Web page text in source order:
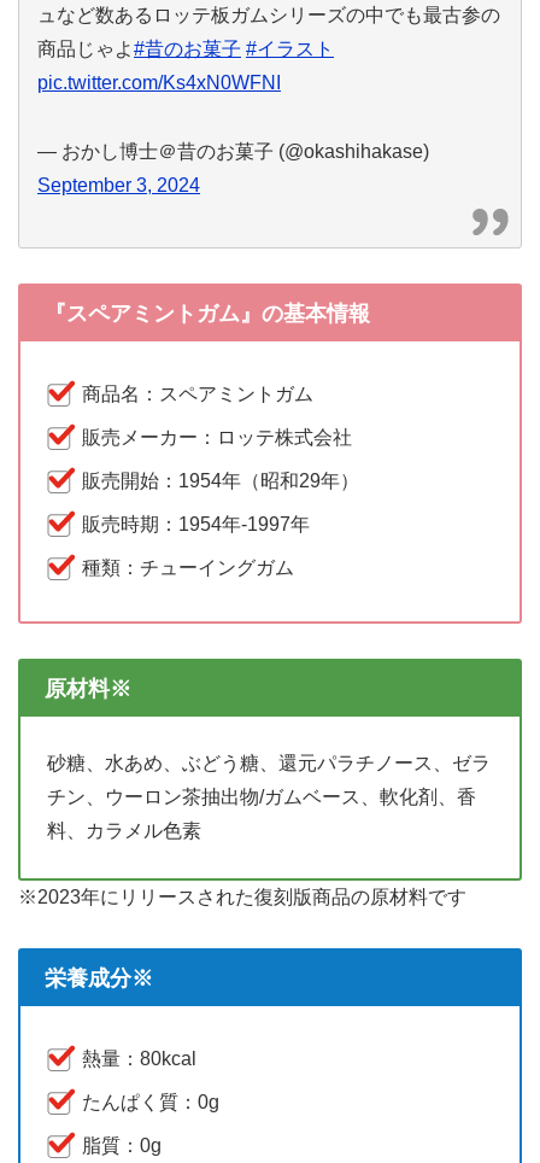
ュなど数あるロッテ板ガムシリーズの中でも最古参の
商品じゃよ#昔のお菓子 #イラスト
pic.twitter.com/Ks4xN0WFNI
— おかし博士＠昔のお菓子 (@okashihakase)
September 3, 2024
『スペアミントガム』の基本情報
商品名：スペアミントガム
販売メーカー：ロッテ株式会社
販売開始：1954年（昭和29年）
販売時期：1954年-1997年
種類：チューイングガム
原材料※
砂糖、水あめ、ぶどう糖、還元パラチノース、ゼラ
チン、ウーロン茶抽出物/ガムベース、軟化剤、香
料、カラメル色素
※2023年にリリースされた復刻版商品の原材料です
栄養成分※
熱量：80kcal
たんぱく質：0g
脂質：0g